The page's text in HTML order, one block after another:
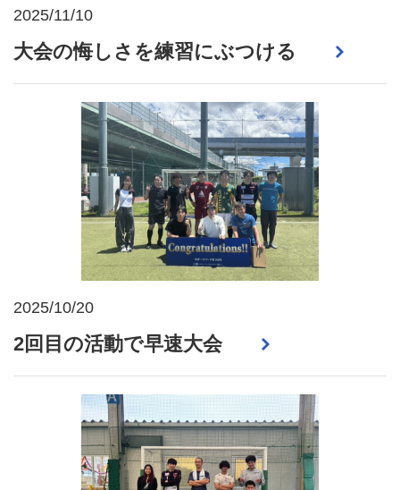
2025/11/10
大会の悔しさを練習にぶつける
2025/10/20
2回目の活動で早速大会